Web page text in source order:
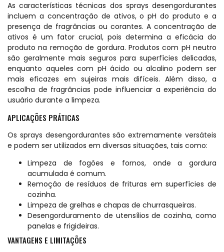
As características técnicas dos sprays desengordurantes
incluem a concentração de ativos, o pH do produto e a
presença de fragrâncias ou corantes. A concentração de
ativos é um fator crucial, pois determina a eficácia do
produto na remoção de gordura. Produtos com pH neutro
são geralmente mais seguros para superfícies delicadas,
enquanto aqueles com pH ácido ou alcalino podem ser
mais eficazes em sujeiras mais difíceis. Além disso, a
escolha de fragrâncias pode influenciar a experiência do
usuário durante a limpeza.
APLICAÇÕES PRÁTICAS
Os sprays desengordurantes são extremamente versáteis
e podem ser utilizados em diversas situações, tais como:
Limpeza de fogões e fornos, onde a gordura
acumulada é comum.
Remoção de resíduos de frituras em superfícies de
cozinha.
Limpeza de grelhas e chapas de churrasqueiras.
Desengorduramento de utensílios de cozinha, como
panelas e frigideiras.
VANTAGENS E LIMITAÇÕES